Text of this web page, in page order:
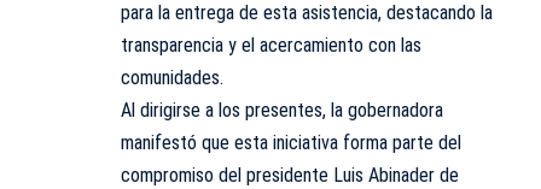
para la entrega de esta asistencia, destacando la
transparencia y el acercamiento con las
comunidades.
Al dirigirse a los presentes, la gobernadora
manifestó que esta iniciativa forma parte del
compromiso del presidente Luis Abinader de